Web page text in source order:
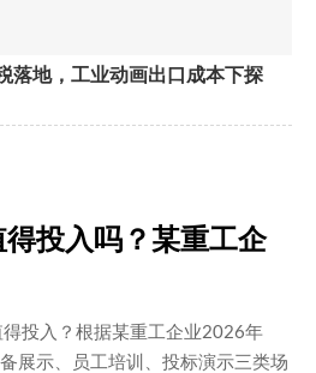
落地，工业动画出口成本下探
投入吗？某重工企
投入？根据某重工企业2026年
展示、员工培训、投标演示三类场